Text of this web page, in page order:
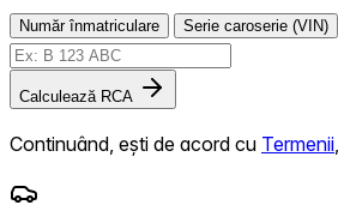
Număr înmatriculare Serie caroserie (VIN)
Calculează RCA
Continuând, ești de acord cu Termenii